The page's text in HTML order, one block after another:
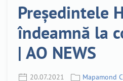
Președintele
îndeamnă la
| AO NEWS
20.07.2021 Mapamond